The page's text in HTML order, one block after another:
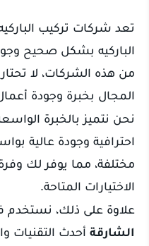
تعد شركات تركيب
الباركيه بشكل صحيح
من هذه الشركات، لا
المجال بخبرة وجودة
نحن نتميز بالخبرة
احترافية وجودة عالية
مختلفة، مما يوفر لك
الاختيارات المتاحة.
علاوة على ذلك، نستخدم
الشارقة أحدث التقنيات